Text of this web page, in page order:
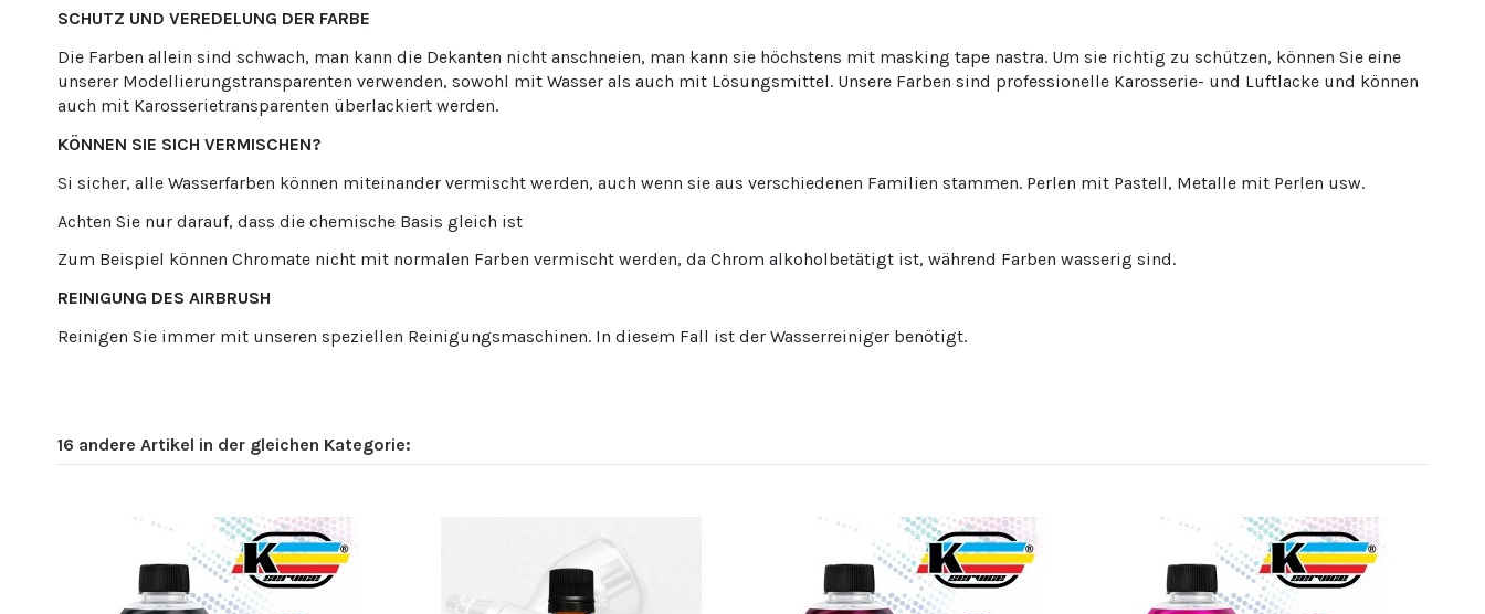
SCHUTZ UND VEREDELUNG DER FARBE
Die Farben allein sind schwach, man kann die Dekanten nicht anschneien, man kann sie höchstens mit masking tape nastra. Um sie richtig zu schützen, können Sie eine
unserer Modellierungstransparenten verwenden, sowohl mit Wasser als auch mit Lösungsmittel. Unsere Farben sind professionelle Karosserie- und Luftlacke und können
auch mit Karosserietransparenten überlackiert werden.
KÖNNEN SIE SICH VERMISCHEN?
Si sicher, alle Wasserfarben können miteinander vermischt werden, auch wenn sie aus verschiedenen Familien stammen. Perlen mit Pastell, Metalle mit Perlen usw.
Achten Sie nur darauf, dass die chemische Basis gleich ist
Zum Beispiel können Chromate nicht mit normalen Farben vermischt werden, da Chrom alkoholbetätigt ist, während Farben wasserig sind.
REINIGUNG DES AIRBRUSH
Reinigen Sie immer mit unseren speziellen Reinigungsmaschinen. In diesem Fall ist der Wasserreiniger benötigt.
16 andere Artikel in der gleichen Kategorie: